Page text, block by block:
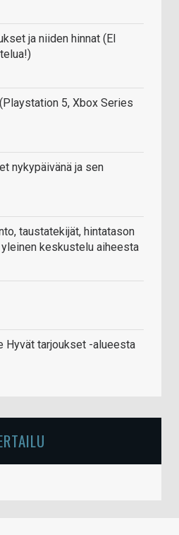
ja niiden hinnat (EI
5, Xbox Series
nykypäivänä ja sen
taustatekijät, hintatason
keskustelu aiheesta
Hyvät tarjoukset -alueesta